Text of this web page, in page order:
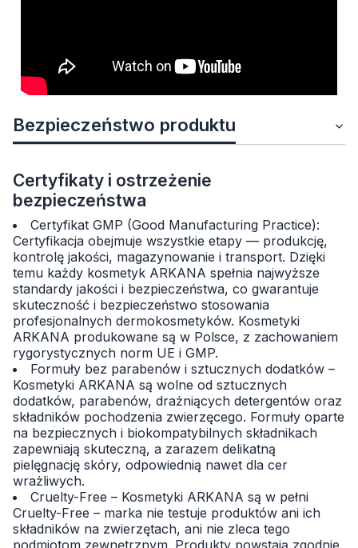
Bezpieczeństwo produktu
Certyfikaty i ostrzeżenie
bezpieczeństwa
Certyfikat GMP (Good Manufacturing Practice):
Certyfikacja obejmuje wszystkie etapy — produkcję,
kontrolę jakości, magazynowanie i transport. Dzięki
temu każdy kosmetyk ARKANA spełnia najwyższe
standardy jakości i bezpieczeństwa, co gwarantuje
skuteczność i bezpieczeństwo stosowania
profesjonalnych dermokosmetyków. Kosmetyki
ARKANA produkowane są w Polsce, z zachowaniem
rygorystycznych norm UE i GMP.
Formuły bez parabenów i sztucznych dodatków –
Kosmetyki ARKANA są wolne od sztucznych
dodatków, parabenów, drażniących detergentów oraz
składników pochodzenia zwierzęcego. Formuły oparte
na bezpiecznych i biokompatybilnych składnikach
zapewniają skuteczną, a zarazem delikatną
pielęgnację skóry, odpowiednią nawet dla cer
wrażliwych.
Cruelty-Free – Kosmetyki ARKANA są w pełni
Cruelty-Free – marka nie testuje produktów ani ich
składników na zwierzętach, ani nie zleca tego
podmiotom zewnętrznym. Produkty powstają zgodnie